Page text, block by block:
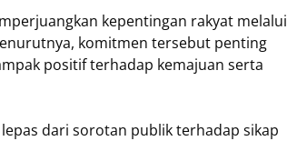
kepentingan rakyat melalui
komitmen tersebut penting
positif terhadap kemajuan serta
dari sorotan publik terhadap sikap